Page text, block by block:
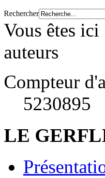
Rechercher
Vous êtes ici
auteurs
Compteur
5230895
LE